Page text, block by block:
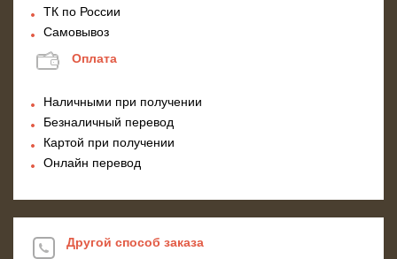
ТК по России
Самовывоз
Оплата
Наличными при получении
Безналичный перевод
Картой при получении
Онлайн перевод
Другой способ заказа